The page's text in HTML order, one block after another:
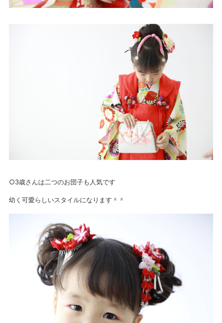
○3歳さんは二つのお団子も人気です
幼く可愛らしいスタイルになります＾＾